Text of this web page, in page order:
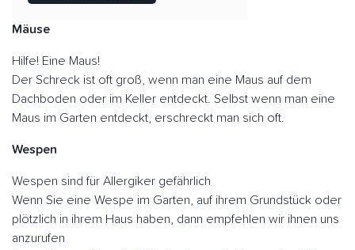
Mäuse
Hilfe! Eine Maus!
Der Schreck ist oft groß, wenn man eine Maus auf dem
Dachboden oder im Keller entdeckt. Selbst wenn man eine
Maus im Garten entdeckt, erschreckt man sich oft.
Wespen
Wespen sind für Allergiker gefährlich
Wenn Sie eine Wespe im Garten, auf ihrem Grundstück oder
plötzlich in ihrem Haus haben, dann empfehlen wir ihnen uns
anzurufen